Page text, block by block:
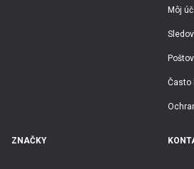
Google
Môj
Často
ZNAČKY